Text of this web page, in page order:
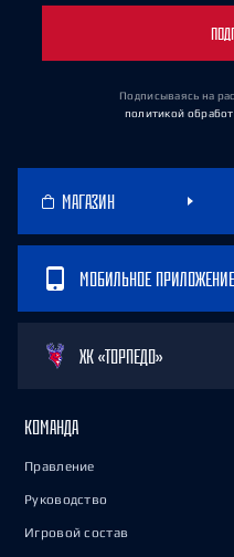
Подписываясь на
политикой
МАГАЗИН
МОБИЛЬНОЕ ПРИЛОЖЕНИЕ
ХК «ТОРПЕДО»
КОМАНДА
Правление
Руководство
Игровой состав